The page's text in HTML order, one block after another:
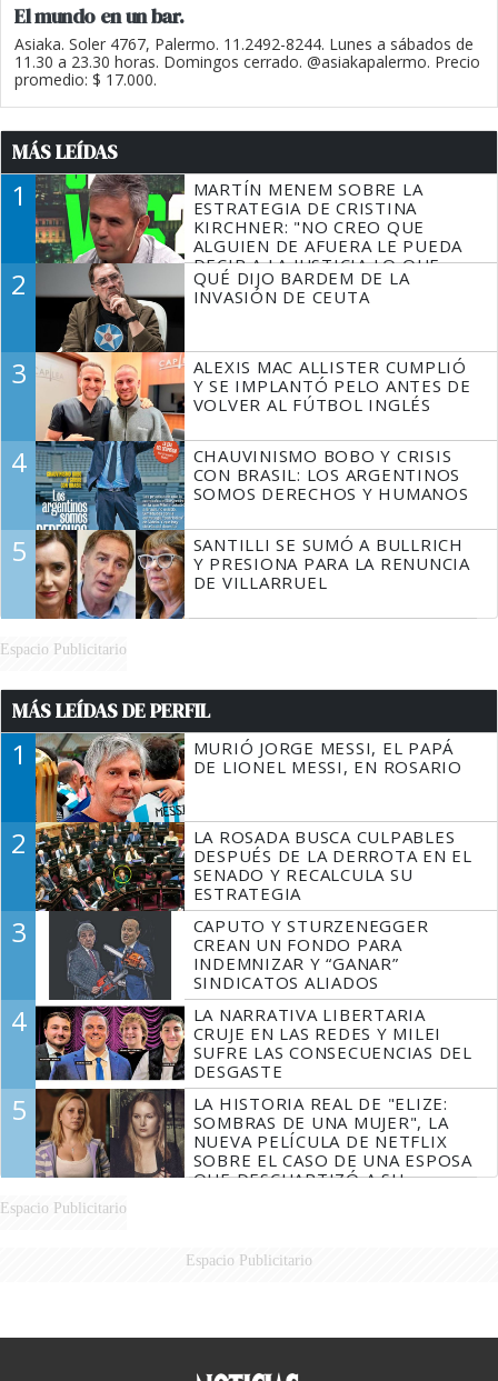
El mundo en un bar.
Asiaka. Soler 4767, Palermo. 11.2492-8244. Lunes a sábados de
11.30 a 23.30 horas. Domingos cerrado. @asiakapalermo. Precio
promedio: $ 17.000.
MÁS LEÍDAS
1
MARTÍN MENEM SOBRE LA
ESTRATEGIA DE CRISTINA
KIRCHNER: "NO CREO QUE
ALGUIEN DE AFUERA LE PUEDA
DECIR A LA JUSTICIA LO QUE
TIENE QUE HACER"
2
QUÉ DIJO BARDEM DE LA
INVASIÓN DE CEUTA
3
ALEXIS MAC ALLISTER CUMPLIÓ
Y SE IMPLANTÓ PELO ANTES DE
VOLVER AL FÚTBOL INGLÉS
4
CHAUVINISMO BOBO Y CRISIS
CON BRASIL: LOS ARGENTINOS
SOMOS DERECHOS Y HUMANOS
5
SANTILLI SE SUMÓ A BULLRICH
Y PRESIONA PARA LA RENUNCIA
DE VILLARRUEL
Espacio Publicitario
MÁS LEÍDAS DE PERFIL
1
MURIÓ JORGE MESSI, EL PAPÁ
DE LIONEL MESSI, EN ROSARIO
2
LA ROSADA BUSCA CULPABLES
DESPUÉS DE LA DERROTA EN EL
SENADO Y RECALCULA SU
ESTRATEGIA
3
CAPUTO Y STURZENEGGER
CREAN UN FONDO PARA
INDEMNIZAR Y “GANAR”
SINDICATOS ALIADOS
4
LA NARRATIVA LIBERTARIA
CRUJE EN LAS REDES Y MILEI
SUFRE LAS CONSECUENCIAS DEL
DESGASTE
5
LA HISTORIA REAL DE "ELIZE:
SOMBRAS DE UNA MUJER", LA
NUEVA PELÍCULA DE NETFLIX
SOBRE EL CASO DE UNA ESPOSA
QUE DESCUARTIZÓ A SU
Espacio Publicitario
Espacio Publicitario